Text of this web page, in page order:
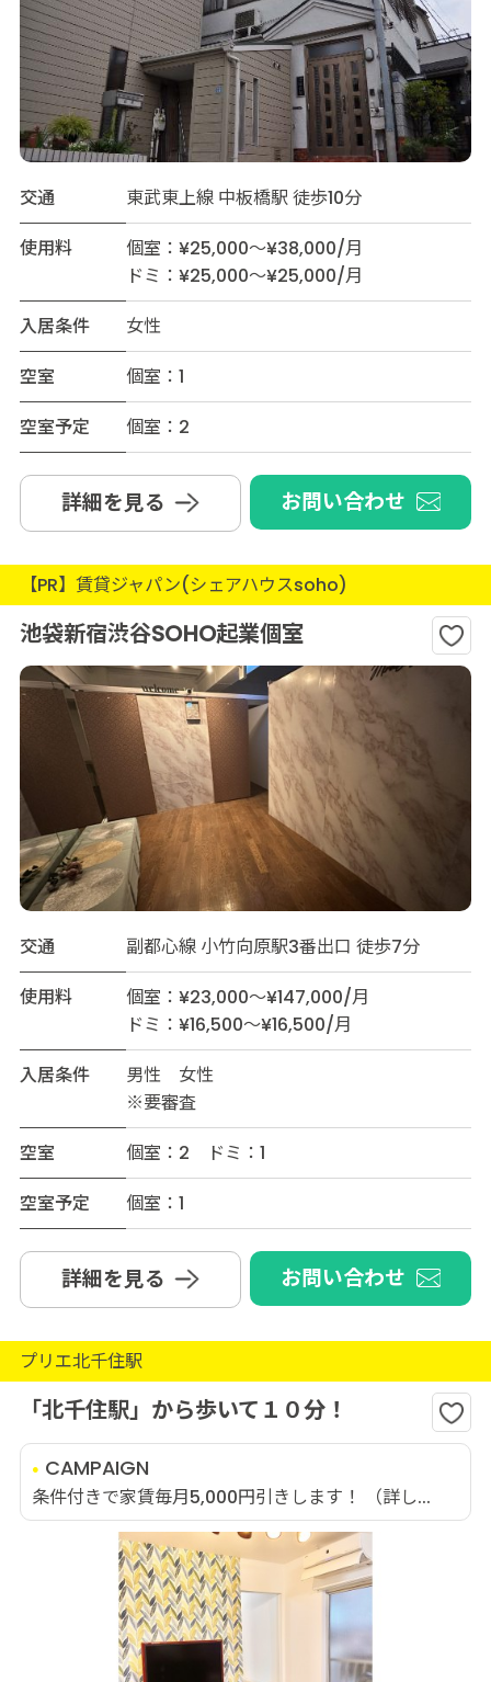
交通
東武東上線 中板橋駅 徒歩10分
使用料
個室：¥25,000～¥38,000/月
ドミ：¥25,000～¥25,000/月
入居条件
女性
空室
個室：1
空室予定
個室：2
詳細を見る お問い合わせ
【PR】賃貸ジャパン(シェアハウスsoho)
池袋新宿渋谷SOHO起業個室
交通
副都心線 小竹向原駅3番出口 徒歩7分
使用料
個室：¥23,000～¥147,000/月
ドミ：¥16,500～¥16,500/月
入居条件
男性 女性
※要審査
空室
個室：2 ドミ：1
空室予定
個室：1
詳細を見る お問い合わせ
プリエ北千住駅
「北千住駅」から歩いて１０分！
CAMPAIGN
条件付きで家賃毎月5,000円引きします！ （詳し...